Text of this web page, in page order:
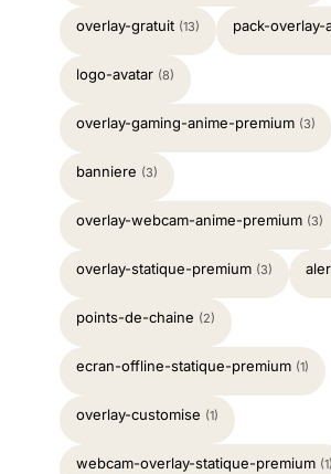
overlay-gratuit (13) pack-overlay-
logo-avatar (8)
overlay-gaming-anime-premium (3)
banniere (3)
overlay-webcam-anime-premium (3)
overlay-statique-premium (3)
points-de-chaine (2)
ecran-offline-statique-premium (1)
overlay-customise (1)
webcam-overlay-statique-premium (1)